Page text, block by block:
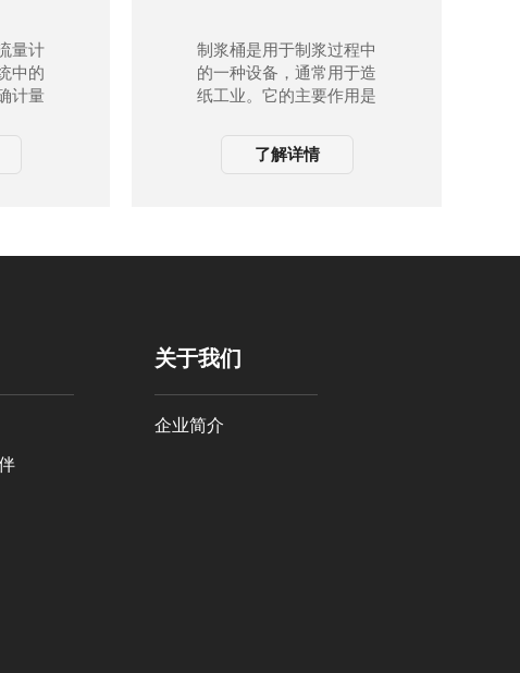
量计
中的
计量
套高
以提
制浆桶是用于制浆过程中
的一种设备，通常用于造
纸工业。它的主要作用是
中产生搅拌和剪切力，以
便将纤维分散在水中，形
桶，供给后续的造纸设备
了解详情
关于我们
企业简介